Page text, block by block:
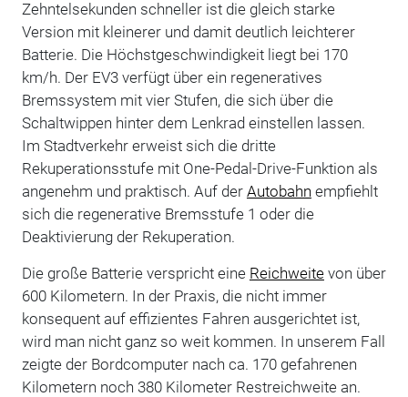
Zehntelsekunden schneller ist die gleich starke
Version mit kleinerer und damit deutlich leichterer
Batterie. Die Höchstgeschwindigkeit liegt bei 170
km/h. Der EV3 verfügt über ein regeneratives
Bremssystem mit vier Stufen, die sich über die
Schaltwippen hinter dem Lenkrad einstellen lassen.
Im Stadtverkehr erweist sich die dritte
Rekuperationsstufe mit One-Pedal-Drive-Funktion als
angenehm und praktisch. Auf der Autobahn empfiehlt
sich die regenerative Bremsstufe 1 oder die
Deaktivierung der Rekuperation.
Die große Batterie verspricht eine Reichweitevon über
600 Kilometern. In der Praxis, die nicht immer
konsequent auf effizientes Fahren ausgerichtet ist,
wird man nicht ganz so weit kommen. In unserem Fall
zeigte der Bordcomputer nach ca. 170 gefahrenen
Kilometern noch 380 Kilometer Restreichweite an.